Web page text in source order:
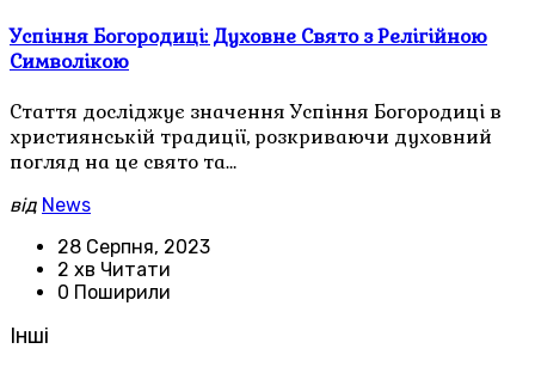
Успіння Богородиці: Духовне Свято з Релігійною
Символікою
Стаття досліджує значення Успіння Богородиці в
християнській традиції, розкриваючи духовний
погляд на це свято та…
від News
28 Серпня, 2023
2 хв Читати
0 Поширили
Інші